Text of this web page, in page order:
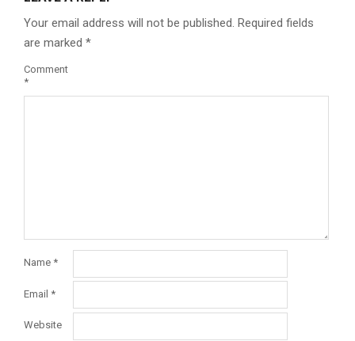
Your email address will not be published. Required fields
are marked *
Comment
*
Name *
Email *
Website